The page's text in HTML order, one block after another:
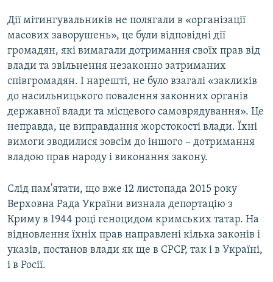
Дії мітингувальників не полягали в «організації
масових заворушень», це були відповідні дії
громадян, які вимагали дотримання своїх прав від
влади та звільнення незаконно затриманих
співгромадян. І нарешті, не було взагалі «закликів
до насильницького повалення законних органів
державної влади та місцевого самоврядування». Це
неправда, це виправдання жорстокості влади. Їхні
вимоги зводилися зовсім до іншого – дотримання
владою прав народу і виконання закону.
Слід пам'ятати, що вже 12 листопада 2015 року
Верховна Рада України визнала депортацію з
Криму в 1944 році геноцидом кримських татар. На
відновлення їхніх прав направлені кілька законів і
указів, постанов влади як ще в СРСР, так і в Україні,
і в Росії.